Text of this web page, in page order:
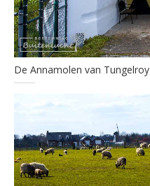
De Annamolen van Tungelroy